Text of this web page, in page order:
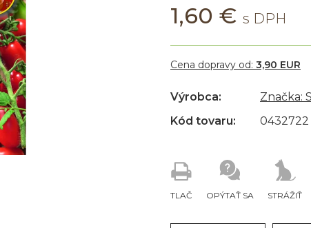
1,60 €
TLAČ OPÝTAŤ SA STRÁŽIŤ
Cena dopravy od: 3,90 EUR
Výrobca:
Značka:
Kód tovaru:
0432722